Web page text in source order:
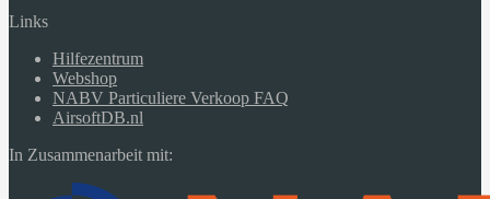
Links
Hilfezentrum
Webshop
NABV Particuliere Verkoop FAQ
AirsoftDB.nl
In Zusammenarbeit mit: